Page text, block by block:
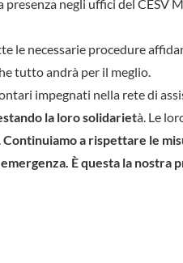
negli uffici del CESV
le necessarie procedure
tutto andrà per il meglio.
impegnati nella rete di
la loro solidarietà. Le
Continuiamo a rispettare le
È questa la nostra